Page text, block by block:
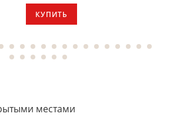
КУПИТЬ
местами